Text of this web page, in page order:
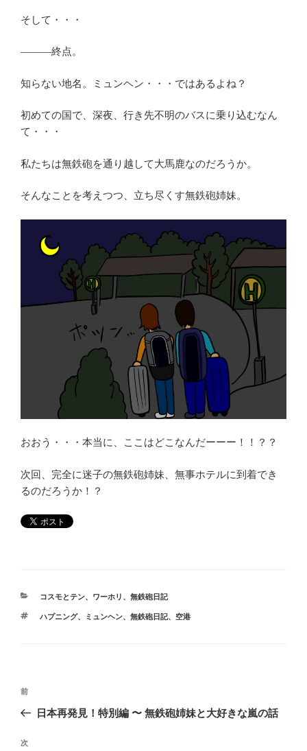
そして・・・
―――終点。
知らない地名。ミュンヘン・・・ではあるよね？
初めての国で、深夜、行き先不明のバスに乗り込むなん
て・・・
私たちは無鉄砲を通り越して大馬鹿なのだろうか。
そんなことを考えつつ、立ち尽くす無鉄砲姉妹。
おおう・・・本当に、ここはどこなんだーーー！！？？
次回、完全に迷子の無鉄砲姉妹、無事ホテルに到着でき
るのだろうか！？
カ
ゴ
コスモとテン、 ワーホリ 、 無鉄砲日記
タ
ハプニング、 ミュンヘン、 無鉄砲日記、 空港
投
ビ
前
の
稿
前
日本再発見！特別編 〜 無鉄砲姉妹と大好きな嵐の話
次
次